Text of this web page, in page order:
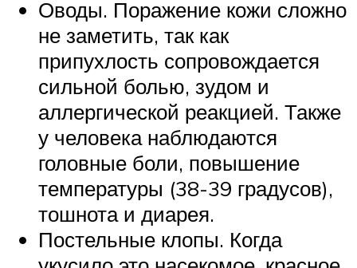
Оводы. Поражение кожи сложно
не заметить, так как
припухлость сопровождается
сильной болью, зудом и
аллергической реакцией. Также
у человека наблюдаются
головные боли, повышение
температуры (38-39 градусов),
тошнота и диарея.
Постельные клопы. Когда